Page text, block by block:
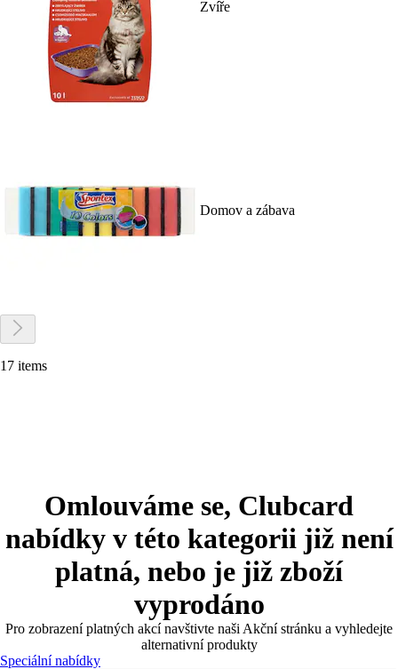
Zvíře
Domov a zábava
17 items
Omlouváme se, Clubcard
nabídky v této kategorii již není
platná, nebo je již zboží
vyprodáno
Pro zobrazení platných akcí navštivte naši Akční stránku a vyhledejte
alternativní produkty
Speciální nabídky